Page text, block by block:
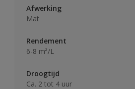
Afwerking
Mat
Rendement
6-8 m²/L
Droogtijd
Ca. 2 tot 4 uur